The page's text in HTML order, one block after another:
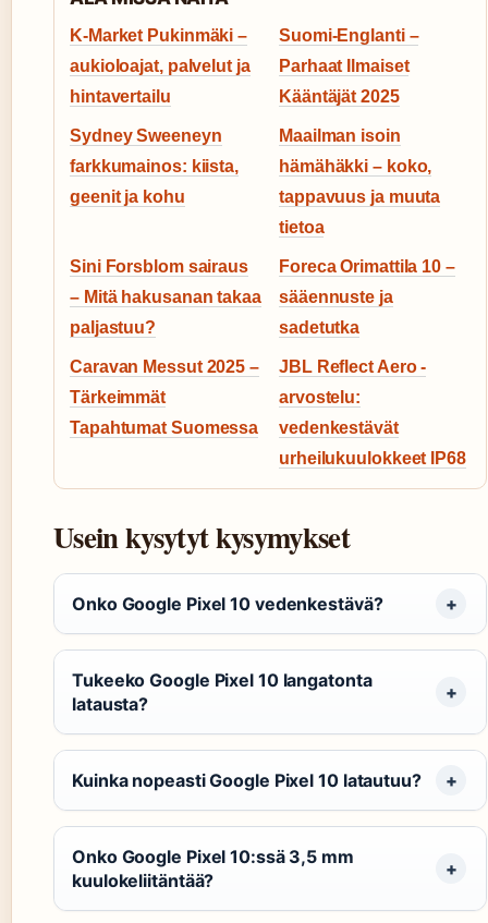
K-Market Pukinmäki –
aukioloajat, palvelut ja
hintavertailu
Suomi-Englanti –
Parhaat Ilmaiset
Kääntäjät 2025
Sydney Sweeneyn
farkkumainos: kiista,
geenit ja kohu
Maailman isoin
hämähäkki – koko,
tappavuus ja muuta
tietoa
Sini Forsblom sairaus
– Mitä hakusanan takaa
paljastuu?
Foreca Orimattila 10 –
sääennuste ja
sadetutka
Caravan Messut 2025 –
Tärkeimmät
Tapahtumat Suomessa
JBL Reflect Aero -
arvostelu:
vedenkestävät
urheilukuulokkeet IP68
Usein kysytyt kysymykset
Onko Google Pixel 10 vedenkestävä?
Tukeeko Google Pixel 10 langatonta
latausta?
Kuinka nopeasti Google Pixel 10 latautuu?
Onko Google Pixel 10:ssä 3,5 mm
kuulokeliitäntää?